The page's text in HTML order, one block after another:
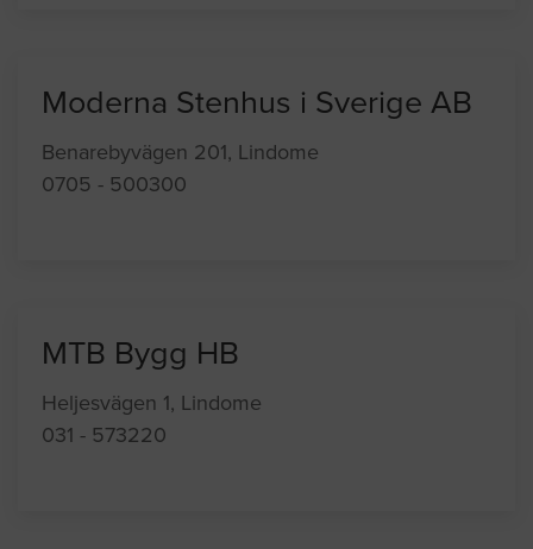
Moderna Stenhus i Sverige AB
Benarebyvägen 201, Lindome
0705 - 500300
MTB Bygg HB
Heljesvägen 1, Lindome
031 - 573220